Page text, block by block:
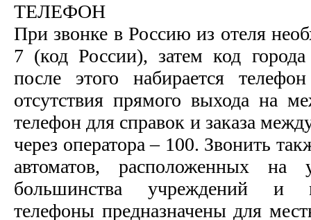
ТЕЛЕФОН
При звонке в Россию из отеля
7 (код России), затем код
после этого набирается
отсутствия прямого выхода на
телефон для справок и заказа
через оператора – 100. Звонить
автоматов, расположенных
большинства учреждений и
телефоны предназначены для